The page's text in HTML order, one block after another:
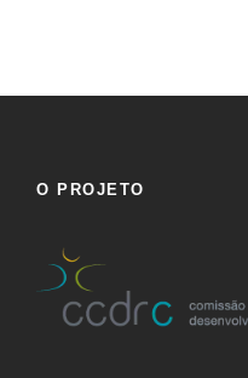
O PROJETO